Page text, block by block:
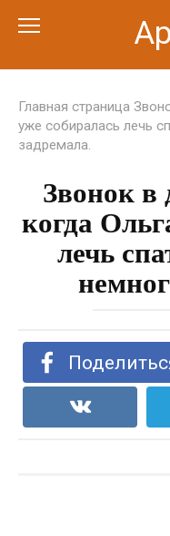
Главная страница
уже собиралась лечь
задремала.
Звонок в
когда
лечь